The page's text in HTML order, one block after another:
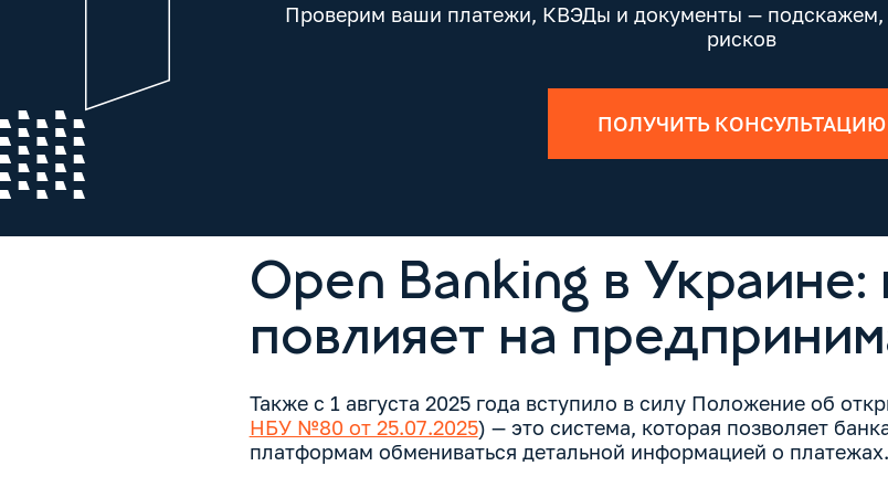
Проверим ваши платежи, КВЭДы и документы — подскажем,
рисков
ПОЛУЧИТЬ КОНСУЛЬТАЦИЮ
Open Banking в Украине:
повлияет на
Также с 1 августа 2025 года вступило в силу Положение об
НБУ №80 от 25.07.2025) — это система, которая позволяет
платформам обмениваться детальной информацией о платежах.